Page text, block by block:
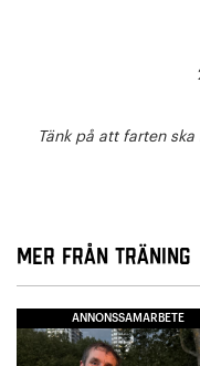
Tänk på att farten
Mer från Träning
ANNONSSAMARBETE